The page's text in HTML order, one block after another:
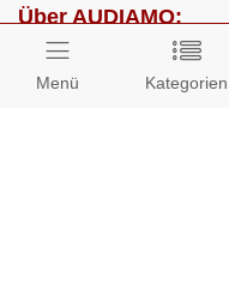
Menü Kategorien
Über AUDIAMO:
Impressum